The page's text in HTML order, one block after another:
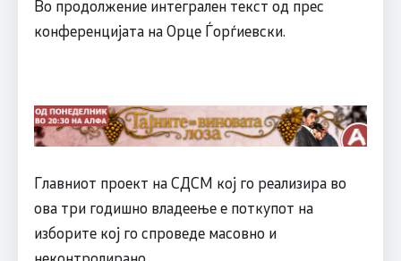
Во продолжение интегрален текст од прес
конференцијата на Орце Ѓорѓиевски.
Главниот проект на СДСМ кој го реализира во
ова три годишно владеење е поткупот на
изборите кој го спроведе масовно и